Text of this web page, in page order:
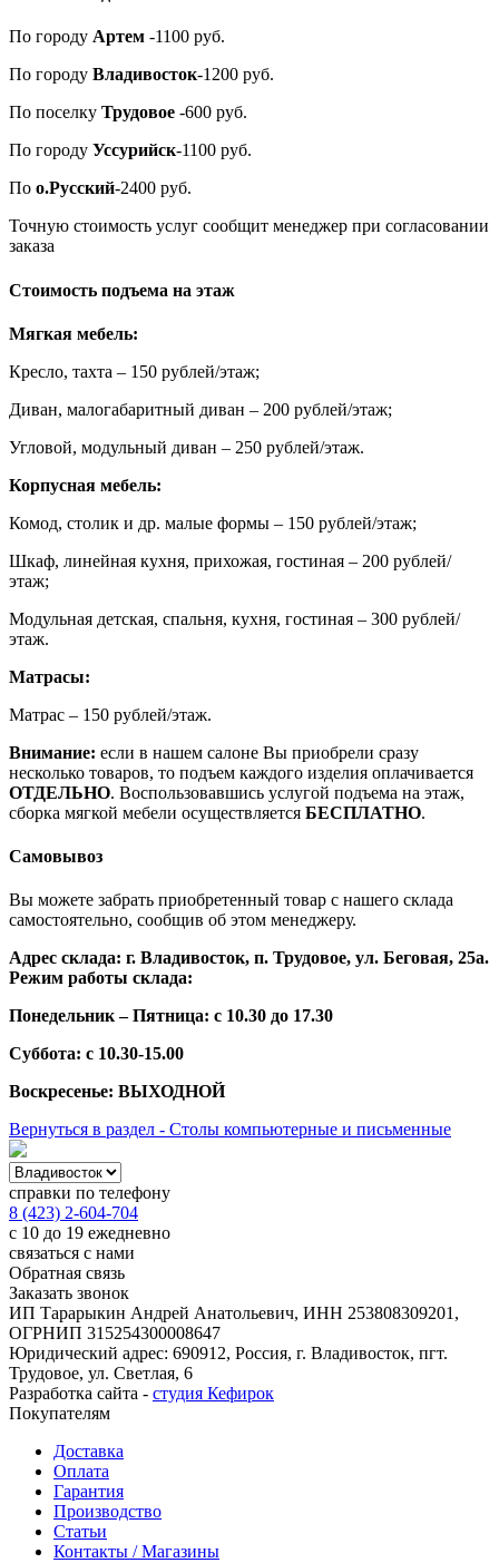
По городу Артем -1100 руб.
По городу Владивосток-1200 руб.
По поселку Трудовое -600 руб.
По городу Уссурийск-1100 руб.
По о.Русский-2400 руб.
Точную стоимость услуг сообщит менеджер при согласовании
заказа
Стоимость подъема на этаж
Мягкая мебель:
Кресло, тахта – 150 рублей/этаж;
Диван, малогабаритный диван – 200 рублей/этаж;
Угловой, модульный диван – 250 рублей/этаж.
Корпусная мебель:
Комод, столик и др. малые формы – 150 рублей/этаж;
Шкаф, линейная кухня, прихожая, гостиная – 200 рублей/
этаж;
Модульная детская, спальня, кухня, гостиная – 300 рублей/
этаж.
Матрасы:
Матрас – 150 рублей/этаж.
Внимание: если в нашем салоне Вы приобрели сразу
несколько товаров, то подъем каждого изделия оплачивается
ОТДЕЛЬНО. Воспользовавшись услугой подъема на этаж,
сборка мягкой мебели осуществляется БЕСПЛАТНО.
Самовывоз
Вы можете забрать приобретенный товар с нашего склада
самостоятельно, сообщив об этом менеджеру.
Адрес склада: г. Владивосток, п. Трудовое, ул. Беговая, 25а.
Режим работы склада:
Понедельник – Пятница: с 10.30 до 17.30
Суббота: с 10.30-15.00
Воскресенье: ВЫХОДНОЙ
Вернуться в раздел - Столы компьютерные и письменные
справки по телефону
8 (423) 2-604-704
с 10 до 19 ежедневно
связаться с нами
Обратная связь
Заказать звонок
ИП Тарарыкин Андрей Анатольевич, ИНН 253808309201,
ОГРНИП 315254300008647
Юридический адрес: 690912, Россия, г. Владивосток, пгт.
Трудовое, ул. Светлая, 6
Разработка сайта - студия Кефирок
Покупателям
Доставка
Оплата
Гарантия
Производство
Статьи
Контакты / Магазины